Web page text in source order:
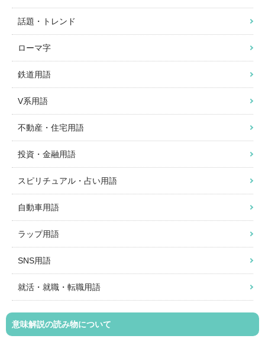
話題・トレンド
ローマ字
鉄道用語
V系用語
不動産・住宅用語
投資・金融用語
スピリチュアル・占い用語
自動車用語
ラップ用語
SNS用語
就活・就職・転職用語
意味解説の読み物について